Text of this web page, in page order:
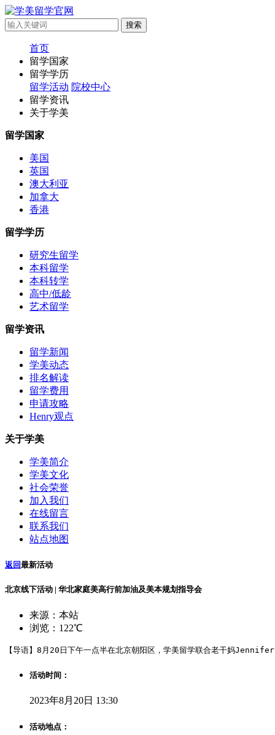
首页
留学国家
留学学历
留学活动 院校中心
留学资讯
关于学美
留学国家
美国
英国
澳大利亚
加拿大
香港
留学学历
研究生留学
本科留学
本科转学
高中/低龄
艺术留学
留学资讯
留学新闻
学美动态
排名解读
留学费用
申请攻略
Henry观点
关于学美
学美简介
学美文化
社会荣誉
加入我们
在线留言
联系我们
站点地图
返回最新活动
北京线下活动 | 华北家庭美高行前加油及美本规划指导会
来源：本站
浏览：122℃
【导语】8月20日下午一点半在北京朝阳区，学美留学联合老干妈
活动时间：
2023年8月20日 13:30
活动地点：